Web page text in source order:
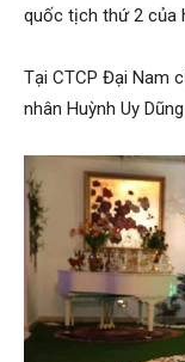
quốc tịch thứ 2 của
Tại CTCP Đại Nam
nhân Huỳnh Uy